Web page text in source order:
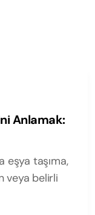
Anlamak:
eşya taşıma,
veya belirli